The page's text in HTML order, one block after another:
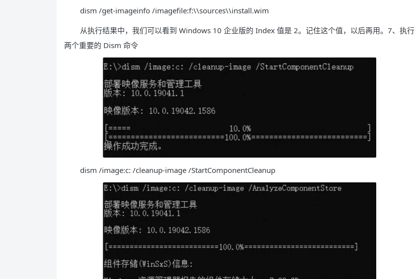
dism /get-imageinfo /imagefile:f:\\sources\\install.wim
从执行结果中，我们可以看到 Windows 10 企业版的 Index 值是 2。记住这个值，以后再用。7、执行
两个重要的 Dism 命令
dism /image:c: /cleanup-image /StartComponentCleanup